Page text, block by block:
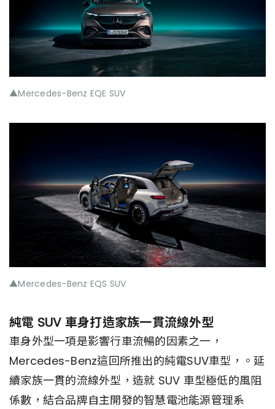
▲Mercedes-Benz EQE SUV
▲Mercedes-Benz EQS SUV
純電 SUV 車身打造家族一貫流線外型
車身外型一項是影響行車流暢的因素之一，
Mercedes-Benz這回所推出的純電SUV車型，。延
續家族一貫的流線外型，造就 SUV 車型極低的風阻
係數，結合品牌自主開發的智慧電池能源管理系